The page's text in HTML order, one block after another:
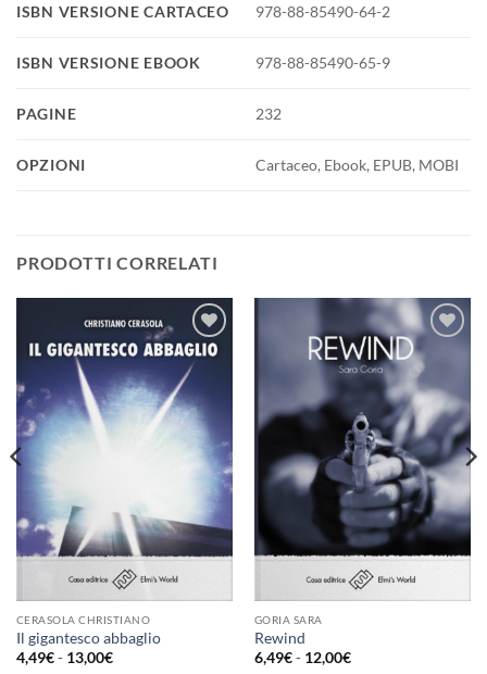
ISBN VERSIONE CARTACEO 978-88-85490-64-2
ISBN VERSIONE EBOOK 978-88-85490-65-9
PAGINE 232
OPZIONI Cartaceo, Ebook, EPUB, MOBI
PRODOTTI CORRELATI
Aggiungi
alla lista
desideri
CERASOLA CHRISTIANO
Il gigantesco abbaglio
4,49€ - 13,00€Fascia
Aggiungi
alla lista
desideri
GORIA SARA
Rewind
6,49€ - 12,00€Fascia